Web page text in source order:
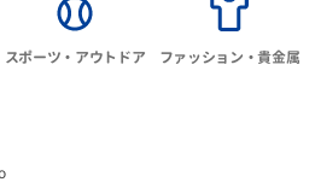
スポーツ・アウトドア ファッション・貴金属